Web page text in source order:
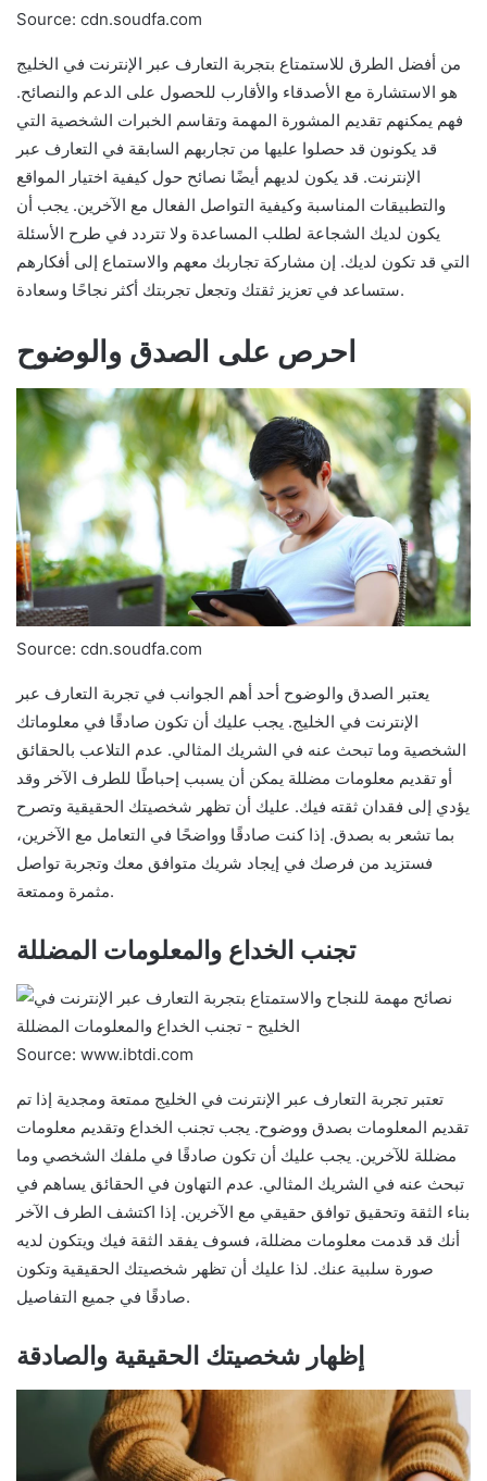
Source: cdn.soudfa.com
من أفضل الطرق للاستمتاع بتجربة التعارف عبر الإنترنت في الخليج
هو الاستشارة مع الأصدقاء والأقارب للحصول على الدعم والنصائح.
فهم يمكنهم تقديم المشورة المهمة وتقاسم الخبرات الشخصية التي
قد يكونون قد حصلوا عليها من تجاربهم السابقة في التعارف عبر
الإنترنت. قد يكون لديهم أيضًا نصائح حول كيفية اختيار المواقع
والتطبيقات المناسبة وكيفية التواصل الفعال مع الآخرين. يجب أن
يكون لديك الشجاعة لطلب المساعدة ولا تتردد في طرح الأسئلة
التي قد تكون لديك. إن مشاركة تجاربك معهم والاستماع إلى أفكارهم
ستساعد في تعزيز ثقتك وتجعل تجربتك أكثر نجاحًا وسعادة.
احرص على الصدق والوضوح
Source: cdn.soudfa.com
يعتبر الصدق والوضوح أحد أهم الجوانب في تجربة التعارف عبر
الإنترنت في الخليج. يجب عليك أن تكون صادقًا في معلوماتك
الشخصية وما تبحث عنه في الشريك المثالي. عدم التلاعب بالحقائق
أو تقديم معلومات مضللة يمكن أن يسبب إحباطًا للطرف الآخر وقد
يؤدي إلى فقدان ثقته فيك. عليك أن تظهر شخصيتك الحقيقية وتصرح
بما تشعر به بصدق. إذا كنت صادقًا وواضحًا في التعامل مع الآخرين،
فستزيد من فرصك في إيجاد شريك متوافق معك وتجربة تواصل
مثمرة وممتعة.
تجنب الخداع والمعلومات المضللة
Source: www.ibtdi.com
تعتبر تجربة التعارف عبر الإنترنت في الخليج ممتعة ومجدية إذا تم
تقديم المعلومات بصدق ووضوح. يجب تجنب الخداع وتقديم معلومات
مضللة للآخرين. يجب عليك أن تكون صادقًا في ملفك الشخصي وما
تبحث عنه في الشريك المثالي. عدم التهاون في الحقائق يساهم في
بناء الثقة وتحقيق توافق حقيقي مع الآخرين. إذا اكتشف الطرف الآخر
أنك قد قدمت معلومات مضللة، فسوف يفقد الثقة فيك ويتكون لديه
صورة سلبية عنك. لذا عليك أن تظهر شخصيتك الحقيقية وتكون
صادقًا في جميع التفاصيل.
إظهار شخصيتك الحقيقية والصادقة